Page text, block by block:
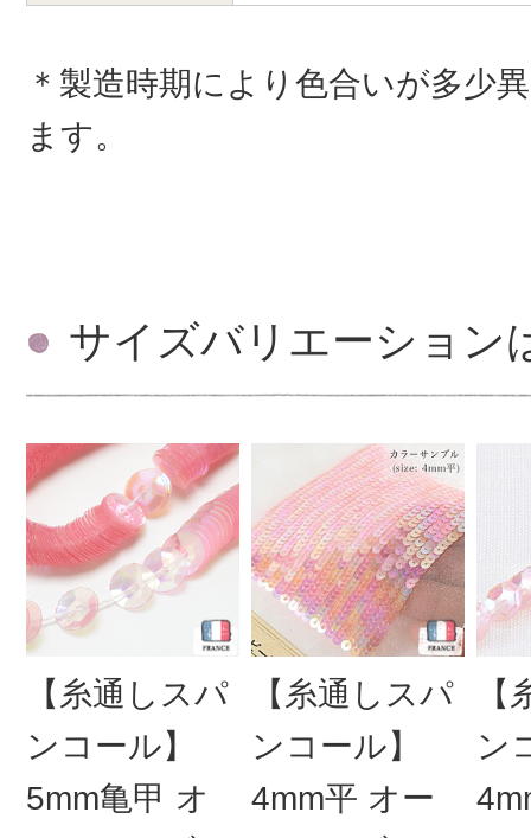
＊製造時期により色合いが多少
ます。
サイズバリエーション
【糸通しスパ
ンコール】
5mm亀甲 オ
【糸通しスパ
ンコール】
4mm平 オー
ン